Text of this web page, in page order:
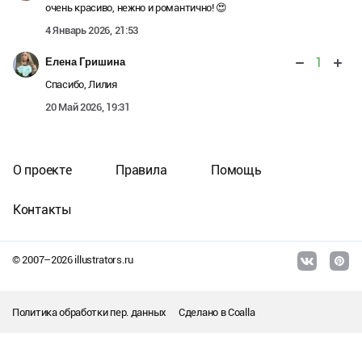
очень красиво, нежно и романтично! 😍
4 Январь 2026, 21:53
Елена Гришина 1
Спасибо, Лилия
20 Май 2026, 19:31
© 2007–2026illustrators.ru
О проекте Правила Помощь
Контакты
Политика обработки пер. данных Сделано вCoalla